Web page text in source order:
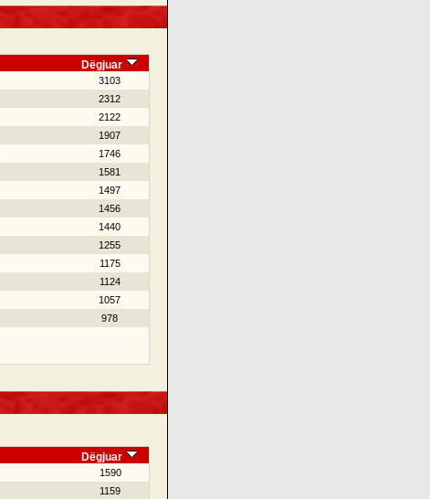
Dëgjuar
3103
2312
2122
1907
1746
1581
1497
1456
1440
1255
1175
1124
1057
978
Dëgjuar
1590
1159